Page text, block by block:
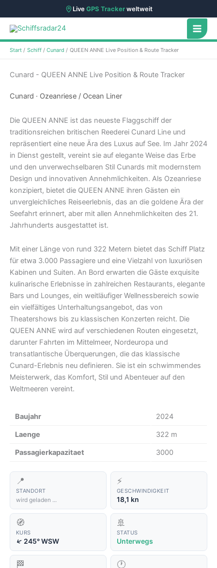
LiveGPS Trackerweltweit
Zum
Inhalt
springen
Start Schiff Cunard QUEEN ANNE Live Position & Route Tracker
Cunard - QUEEN ANNE Live Position & Route Tracker
Cunard · Ozeanriese / Ocean Liner
Die QUEEN ANNE ist das neueste Flaggschiff der
traditionsreichen britischen Reederei Cunard Line und
repräsentiert eine neue Ära des Luxus auf See. Im Jahr 2024
in Dienst gestellt, vereint sie auf elegante Weise das Erbe
und den unverwechselbaren Stil Cunards mit modernstem
Design und innovativen Annehmlichkeiten. Als Ozeanriese
konzipiert, bietet die QUEEN ANNE ihren Gästen ein
unvergleichliches Reiseerlebnis, das an die goldene Ära der
Seefahrt erinnert, aber mit allen Annehmlichkeiten des 21.
Jahrhunderts ausgestattet ist.
Mit einer Länge von rund 322 Metern bietet das Schiff Platz
für etwa 3.000 Passagiere und eine Vielzahl von luxuriösen
Kabinen und Suiten. An Bord erwarten die Gäste exquisite
kulinarische Erlebnisse in zahlreichen Restaurants, elegante
Bars und Lounges, ein weitläufiger Wellnessbereich sowie
ein vielfältiges Unterhaltungsangebot, das von
Theatershows bis zu klassischen Konzerten reicht. Die
QUEEN ANNE wird auf verschiedenen Routen eingesetzt,
darunter Fahrten im Mittelmeer, Nordeuropa und
transatlantische Überquerungen, die das klassische
Cunard-Erlebnis neu definieren. Sie ist ein schwimmendes
Meisterwerk, das Komfort, Stil und Abenteuer auf den
Weltmeeren vereint.
Baujahr 2024
Laenge 322 m
Passagierkapazitaet 3000
📍
STANDORT
wird geladen ...
⚡
GESCHWINDIGKEIT
18,1 kn
🧭
KURS
↑245° WSW
🚢
STATUS
Unterwegs
🏁 🕐